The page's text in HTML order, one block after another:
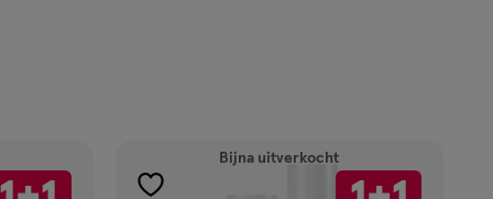
Bijna uitverkocht